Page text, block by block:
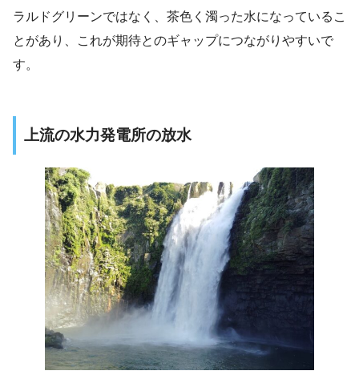
ラルドグリーンではなく、茶色く濁った水になっているこ
とがあり、これが期待とのギャップにつながりやすいで
す。
上流の水力発電所の放水